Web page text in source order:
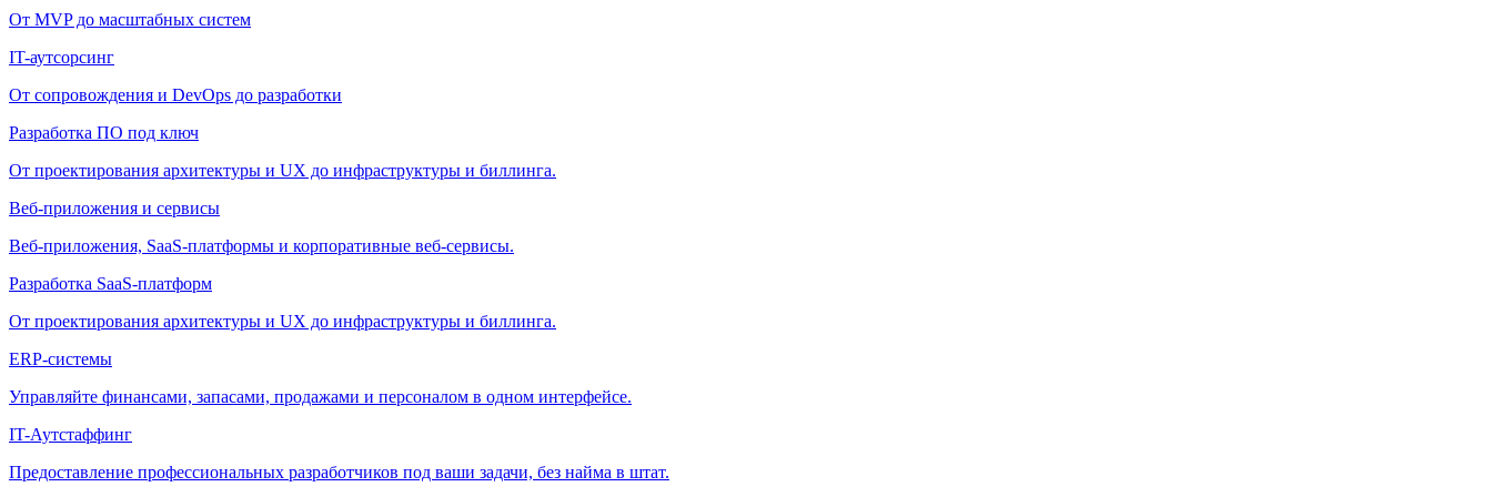
От MVP до масштабных систем
IT-аутсорсинг
От сопровождения и DevOps до разработки
Разработка ПО под ключ
От проектирования архитектуры и UX до инфраструктуры и биллинга.
Веб-приложения и сервисы
Веб-приложения, SaaS-платформы и корпоративные веб-сервисы.
Разработка SaaS-платформ
От проектирования архитектуры и UX до инфраструктуры и биллинга.
ERP-системы
Управляйте финансами, запасами, продажами и персоналом в одном интерфейсе.
IT-Аутстаффинг
Предоставление профессиональных разработчиков под ваши задачи, без найма в штат.